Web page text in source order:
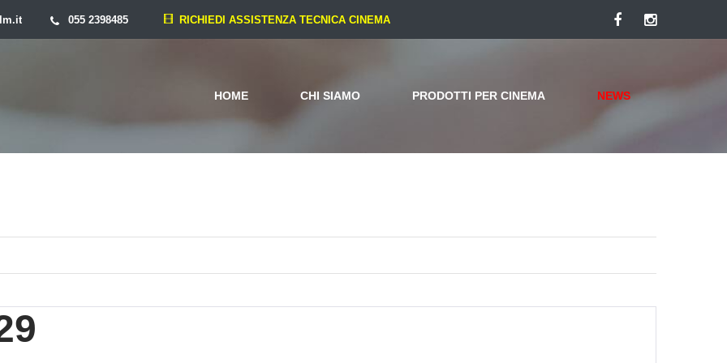
055 2398485 RICHIEDI ASSISTENZA TECNICA CINEMA
FacebookInstagram
HOME CHI SIAMO PRODOTTI PER CINEMA NEWS